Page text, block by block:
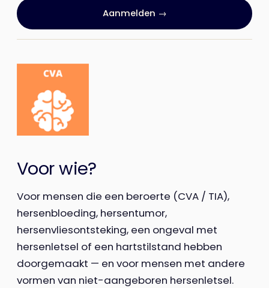
Aanmelden →
Voor wie?
Voor mensen die een beroerte (CVA / TIA),
hersenbloeding, hersentumor,
hersenvliesontsteking, een ongeval met
hersenletsel of een hartstilstand hebben
doorgemaakt — en voor mensen met andere
vormen van niet-aangeboren hersenletsel.